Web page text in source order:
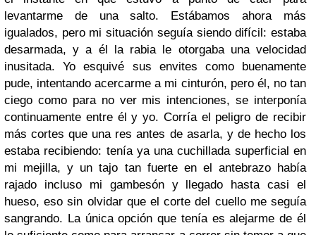
levantarme de una salto. Estábamos ahora más
igualados, pero mi situación seguía siendo difícil: estaba
desarmada, y a él la rabia le otorgaba una velocidad
inusitada. Yo esquivé sus envites como buenamente
pude, intentando acercarme a mi cinturón, pero él, no tan
ciego como para no ver mis intenciones, se interponía
continuamente entre él y yo. Corría el peligro de recibir
más cortes que una res antes de asarla, y de hecho los
estaba recibiendo: tenía ya una cuchillada superficial en
mi mejilla, y un tajo tan fuerte en el antebrazo había
rajado incluso mi gambesón y llegado hasta casi el
hueso, eso sin olvidar que el corte del cuello me seguía
sangrando. La única opción que tenía es alejarme de él